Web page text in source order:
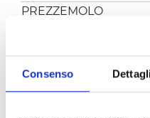
Consenso
PREZZEMOLO
Q.B.
TALEGGIO